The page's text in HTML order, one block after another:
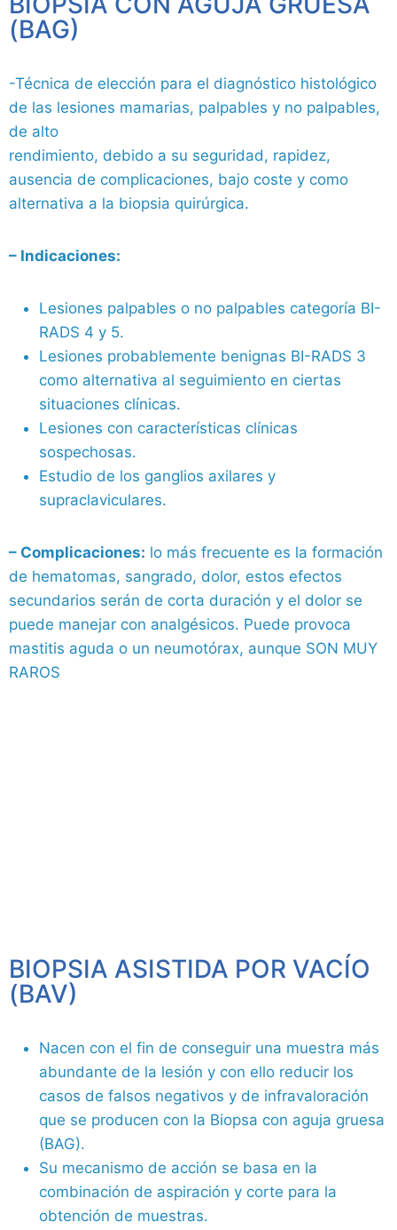
(BAG)
-Técnica de elección para el diagnóstico histológico
de las lesiones mamarias, palpables y no palpables,
de alto
rendimiento, debido a su seguridad, rapidez,
ausencia de complicaciones, bajo coste y como
alternativa a la biopsia quirúrgica.
– Indicaciones:
Lesiones palpables o no palpables categoría BI-
RADS 4 y 5.
Lesiones probablemente benignas BI-RADS 3
como alternativa al seguimiento en ciertas
situaciones clínicas.
Lesiones con características clínicas
sospechosas.
Estudio de los ganglios axilares y
supraclaviculares.
– Complicaciones: lo más frecuente es la formación
de hematomas, sangrado, dolor, estos efectos
secundarios serán de corta duración y el dolor se
puede manejar con analgésicos. Puede provoca
mastitis aguda o un neumotórax, aunque SON MUY
RAROS
BIOPSIA ASISTIDA POR VACÍO
(BAV)
Nacen con el fin de conseguir una muestra más
abundante de la lesión y con ello reducir los
casos de falsos negativos y de infravaloración
que se producen con la Biopsa con aguja gruesa
(BAG).
Su mecanismo de acción se basa en la
combinación de aspiración y corte para la
obtención de muestras.